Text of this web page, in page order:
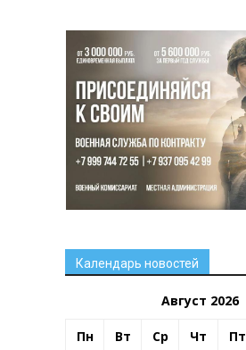
Календарь новостей
Август 2026
Пн Вт Ср Чт Пт